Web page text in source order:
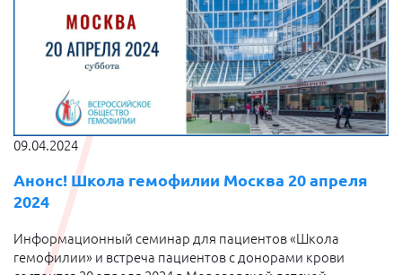
09.04.2024
Анонс! Школа гемофилии Москва 20 апреля
2024
Информационный семинар для пациентов «Школа
гемофилии» и встреча пациентов с донорами крови